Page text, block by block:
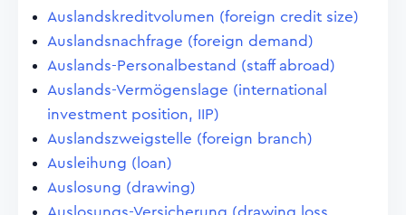
Auslandskreditvolumen (foreign credit size)
Auslandsnachfrage (foreign demand)
Auslands-Personalbestand (staff abroad)
Auslands-Vermögenslage (international
investment position, IIP)
Auslandszweigstelle (foreign branch)
Ausleihung (loan)
Auslosung (drawing)
Auslosungs-Versicherung (drawing loss